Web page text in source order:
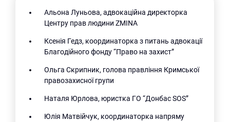
Альона Луньова, адвокаційна директорка
Центру прав людини ZMINA
Ксенія Гедз, координаторка з питань адвокації
Благодійного фонду “Право на захист”
Ольга Скрипник, голова правління Кримської
правозахисної групи
Наталя Юрлова, юристка ГО “Донбас SOS”
Юлія Матвійчук, координаторка напряму